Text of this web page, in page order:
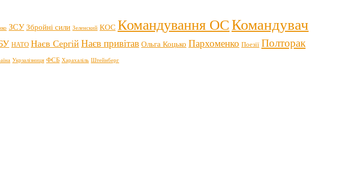
ЗСУ Збройні сили Зеленский КОС Командування ОСКомандувач
НАТО Наєв Сергій Наєв привітав Ольга Коцько Пархоменко Поезії Полторак
Укрзалізниця ФСБ Харахаліль Штейнберг